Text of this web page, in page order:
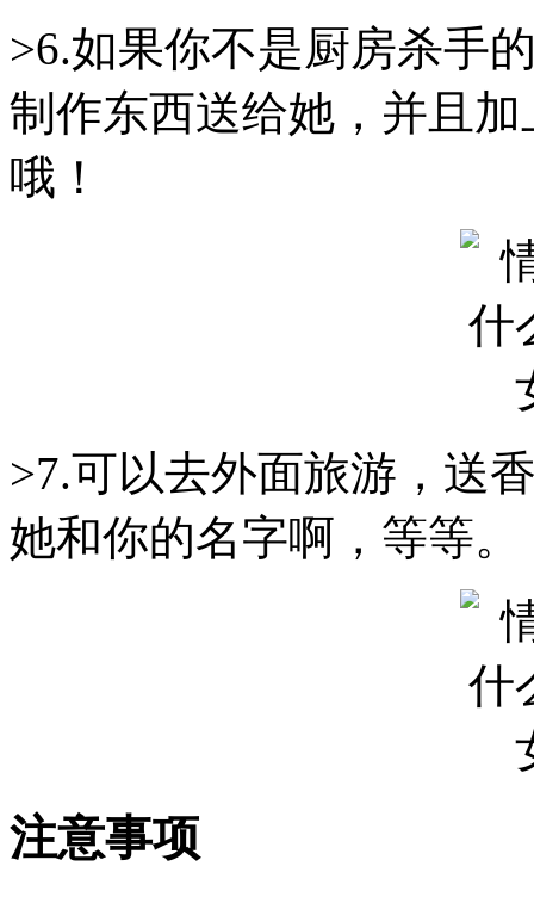
>6.如果你不是厨房杀手
制作东西送给她，并且
哦！
>7.可以去外面旅游，送
她和你的名字啊，等等。
注意事项